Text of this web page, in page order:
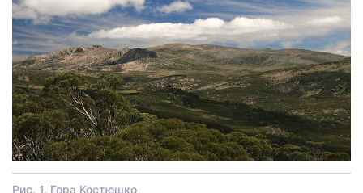
Рис. 1. Гора Костюшко